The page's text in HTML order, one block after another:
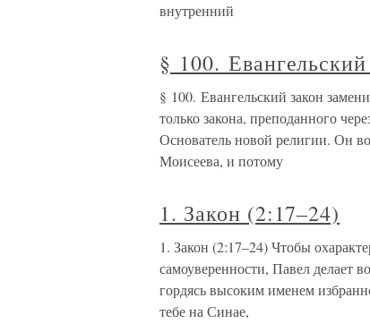
внутренний
§ 100.
§ 100. Евангельский закон
только закона, преподанного
Основатель новой религии. Он
Моисеева, и потому
1. Закон (2:17–24)
1. Закон (2:17–24) Чтобы
самоуверенности, Павел делает
гордясь высоким именем
тебе на Синае,